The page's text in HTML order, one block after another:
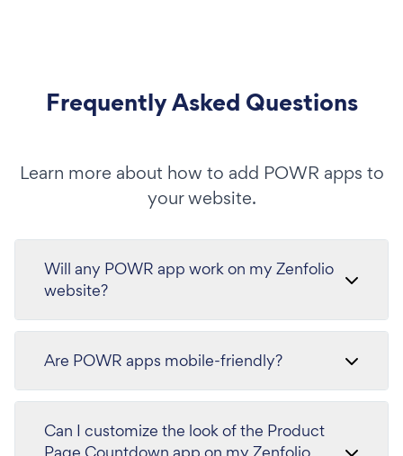
Frequently Asked Questions
Learn more about how to add POWR apps to
your website.
Will any POWR app work on my Zenfolio
website?
Are POWR apps mobile-friendly?
Can I customize the look of the Product